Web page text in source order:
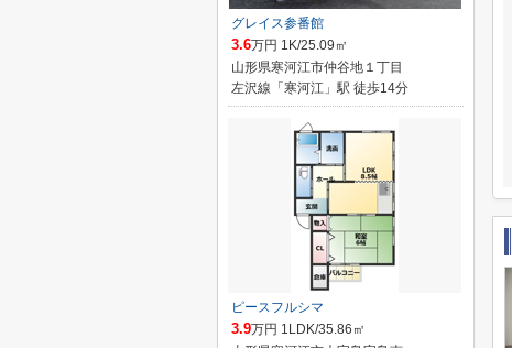
グレイス参番館
3.6万円 1K/25.09㎡
山形県寒河江市仲谷地１丁目
左沢線「寒河江」駅 徒歩14分
ピースフルシマ
3.9万円 1LDK/35.86㎡